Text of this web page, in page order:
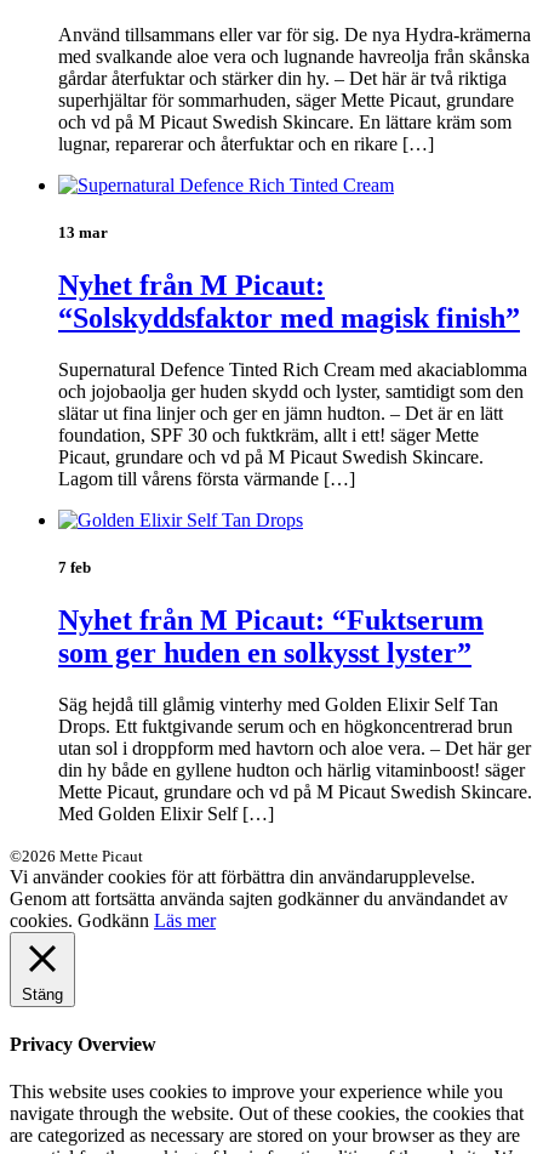
Använd tillsammans eller var för sig. De nya Hydra-krämerna
med svalkande aloe vera och lugnande havreolja från skånska
gårdar återfuktar och stärker din hy. – Det här är två riktiga
superhjältar för sommarhuden, säger Mette Picaut, grundare
och vd på M Picaut Swedish Skincare. En lättare kräm som
lugnar, reparerar och återfuktar och en rikare […]
13 mar
Nyhet från M Picaut:
“Solskyddsfaktor med magisk finish”
Supernatural Defence Tinted Rich Cream med akaciablomma
och jojobaolja ger huden skydd och lyster, samtidigt som den
slätar ut fina linjer och ger en jämn hudton. – Det är en lätt
foundation, SPF 30 och fuktkräm, allt i ett! säger Mette
Picaut, grundare och vd på M Picaut Swedish Skincare.
Lagom till vårens första värmande […]
7 feb
Nyhet från M Picaut: “Fuktserum
som ger huden en solkysst lyster”
Säg hejdå till glåmig vinterhy med Golden Elixir Self Tan
Drops. Ett fuktgivande serum och en högkoncentrerad brun
utan sol i droppform med havtorn och aloe vera. – Det här ger
din hy både en gyllene hudton och härlig vitaminboost! säger
Mette Picaut, grundare och vd på M Picaut Swedish Skincare.
Med Golden Elixir Self […]
©2026 Mette Picaut
Vi använder cookies för att förbättra din användarupplevelse.
Genom att fortsätta använda sajten godkänner du användandet av
cookies. Godkänn Läs mer
Stäng
Privacy Overview
This website uses cookies to improve your experience while you
navigate through the website. Out of these cookies, the cookies that
are categorized as necessary are stored on your browser as they are